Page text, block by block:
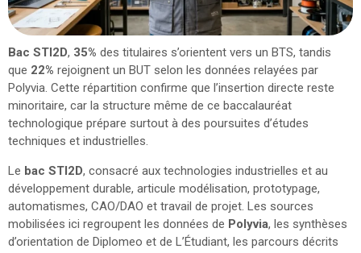
Bac STI2D, 35% des titulaires s’orientent vers un BTS, tandis
que 22% rejoignent un BUT selon les données relayées par
Polyvia. Cette répartition confirme que l’insertion directe reste
minoritaire, car la structure même de ce baccalauréat
technologique prépare surtout à des poursuites d’études
techniques et industrielles.
Le bac STI2D, consacré aux technologies industrielles et au
développement durable, articule modélisation, prototypage,
automatismes, CAO/DAO et travail de projet. Les sources
mobilisées ici regroupent les données de Polyvia, les synthèses
d’orientation de Diplomeo et de L’Étudiant, les parcours décrits